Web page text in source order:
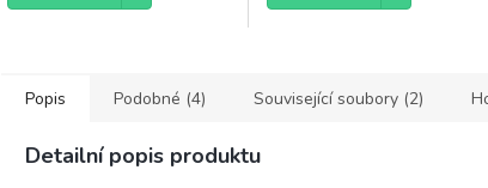
Popis Podobné (4) Související soubory (2)
Detailní popis produktu